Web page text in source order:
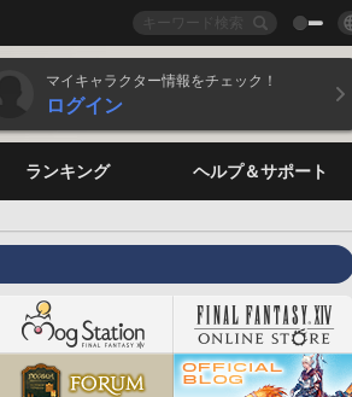
マイキャラクター情報をチェック！
ログイン
ランキング ヘルプ＆サポート